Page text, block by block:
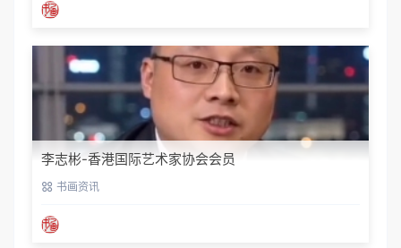
李志彬-香港国际艺术家协会会员
书画资讯